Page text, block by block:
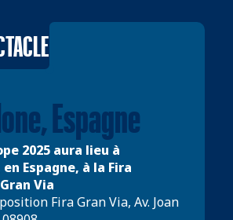
Espagne
2025 aura lieu à
Espagne, à la Fira
Via
Fira Gran Via, Av. Joan